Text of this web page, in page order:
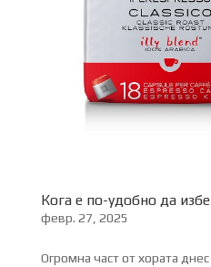
Кога е по-удобно да
февр. 27, 2025
Огромна част от хората